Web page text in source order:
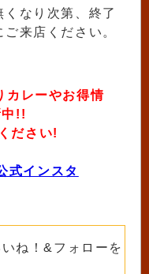
なり次第、終了
来店ください。
カレーやお得情
中!!
ださい!
式インスタ
ね！&フォローを